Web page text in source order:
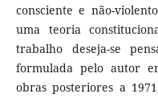
consciente e não-
uma teoria
trabalho deseja-se
formulada pelo autor
obras posteriores a